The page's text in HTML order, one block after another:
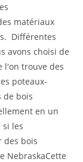
matériaux
Différentes
avons choisi de
l'on trouve des
poteaux-
de bois
en un
si les
des bois
NebraskaCette